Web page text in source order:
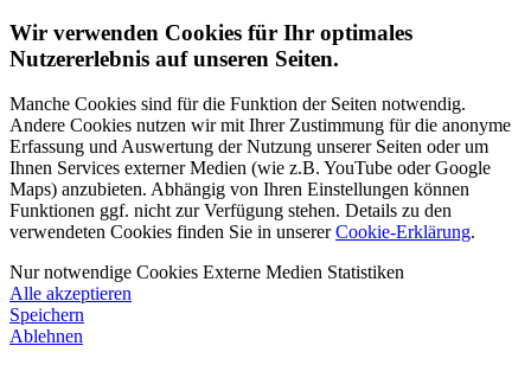
Wir verwenden Cookies für Ihr optimales
Nutzererlebnis auf unseren Seiten.
Manche Cookies sind für die Funktion der Seiten notwendig.
Andere Cookies nutzen wir mit Ihrer Zustimmung für die anonyme
Erfassung und Auswertung der Nutzung unserer Seiten oder um
Ihnen Services externer Medien (wie z.B. YouTube oder Google
Maps) anzubieten. Abhängig von Ihren Einstellungen können
Funktionen ggf. nicht zur Verfügung stehen. Details zu den
verwendeten Cookies finden Sie in unsererCookie-Erklärung.
Nur notwendige Cookies Externe Medien Statistiken
Alle akzeptieren
Speichern
Ablehnen